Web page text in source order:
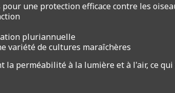
une protection efficace contre les
pluriannuelle
variété de cultures maraîchères
la perméabilité à la lumière et à l'air, ce